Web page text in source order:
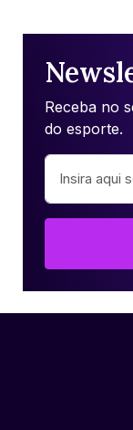
Receba no
do esporte.